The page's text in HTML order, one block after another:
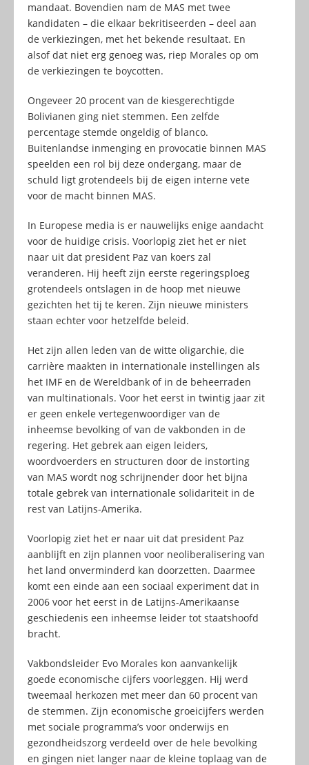
mandaat. Bovendien nam de MAS met twee
kandidaten – die elkaar bekritiseerden – deel aan
de verkiezingen, met het bekende resultaat. En
alsof dat niet erg genoeg was, riep Morales op om
de verkiezingen te boycotten.
Ongeveer 20 procent van de kiesgerechtigde
Bolivianen ging niet stemmen. Een zelfde
percentage stemde ongeldig of blanco.
Buitenlandse inmenging en provocatie binnen MAS
speelden een rol bij deze ondergang, maar de
schuld ligt grotendeels bij de eigen interne vete
voor de macht binnen MAS.
In Europese media is er nauwelijks enige aandacht
voor de huidige crisis. Voorlopig ziet het er niet
naar uit dat president Paz van koers zal
veranderen. Hij heeft zijn eerste regeringsploeg
grotendeels ontslagen in de hoop met nieuwe
gezichten het tij te keren. Zijn nieuwe ministers
staan echter voor hetzelfde beleid.
Het zijn allen leden van de witte oligarchie, die
carrière maakten in internationale instellingen als
het IMF en de Wereldbank of in de beheerraden
van multinationals. Voor het eerst in twintig jaar zit
er geen enkele vertegenwoordiger van de
inheemse bevolking of van de vakbonden in de
regering. Het gebrek aan eigen leiders,
woordvoerders en structuren door de instorting
van MAS wordt nog schrijnender door het bijna
totale gebrek van internationale solidariteit in de
rest van Latijns-Amerika.
Voorlopig ziet het er naar uit dat president Paz
aanblijft en zijn plannen voor neoliberalisering van
het land onverminderd kan doorzetten. Daarmee
komt een einde aan een sociaal experiment dat in
2006 voor het eerst in de Latijns-Amerikaanse
geschiedenis een inheemse leider tot staatshoofd
bracht.
Vakbondsleider Evo Morales kon aanvankelijk
goede economische cijfers voorleggen. Hij werd
tweemaal herkozen met meer dan 60 procent van
de stemmen. Zijn economische groeicijfers werden
met sociale programma’s voor onderwijs en
gezondheidszorg verdeeld over de hele bevolking
en gingen niet langer naar de kleine toplaag van de